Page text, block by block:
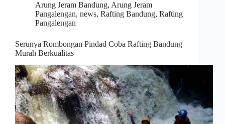
Arung Jeram Bandung, Arung Jeram
Pangalengan, news, Rafting Bandung, Rafting
Pangalengan
Serunya Rombongan Pindad Coba Rafting Bandung
Murah Berkualitas